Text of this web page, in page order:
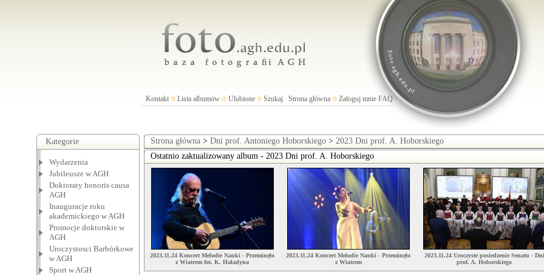
Kontakt Lista albumów Ulubione Szukaj Strona główna Zaloguj mnie FAQ
Kategorie
Wydarzenia
Jubileusze w AGH
Doktoraty honoris causa
AGH
Inauguracje roku
akademickiego w AGH
Promocje doktorskie w
AGH
Uroczystosci Barbórkowe
w AGH
Sport w AGH
Strona główna> Dni prof. Antoniego Hoborskiego> 2023 Dni prof. A. Hoborskiego
Ostatnio zaktualizowany album - 2023 Dni prof. A. Hoborskiego
2023.11.24 Koncert Melodie Nauki - Przeminęło
z Wiatrem fot. K. Haładyna
2023.11.24 Koncert Melodie Nauki - Przeminęło
z Wiatrem
2023.11.24 Uroczyste posiedzenie Senatu - Dni
prof. A. Hoborskiego